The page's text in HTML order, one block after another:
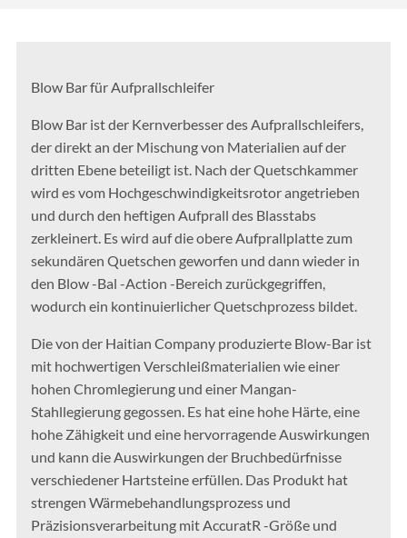
Blow Bar für Aufprallschleifer
Blow Bar ist der Kernverbesser des Aufprallschleifers,
der direkt an der Mischung von Materialien auf der
dritten Ebene beteiligt ist. Nach der Quetschkammer
wird es vom Hochgeschwindigkeitsrotor angetrieben
und durch den heftigen Aufprall des Blasstabs
zerkleinert. Es wird auf die obere Aufprallplatte zum
sekundären Quetschen geworfen und dann wieder in
den Blow -Bal -Action -Bereich zurückgegriffen,
wodurch ein kontinuierlicher Quetschprozess bildet.
Die von der Haitian Company produzierte Blow-Bar ist
mit hochwertigen Verschleißmaterialien wie einer
hohen Chromlegierung und einer Mangan-
Stahllegierung gegossen. Es hat eine hohe Härte, eine
hohe Zähigkeit und eine hervorragende Auswirkungen
und kann die Auswirkungen der Bruchbedürfnisse
verschiedener Hartsteine ​​erfüllen. Das Produkt hat
strengen Wärmebehandlungsprozess und
Präzisionsverarbeitung mit AccuratR -Größe und